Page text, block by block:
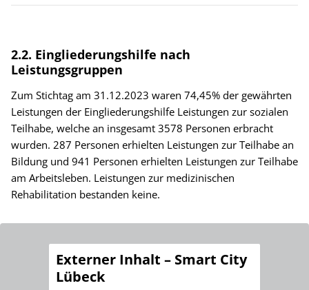
2.2. Eingliederungshilfe nach
Leistungsgruppen
Zum Stichtag am 31.12.2023 waren 74,45% der gewährten
Leistungen der Eingliederungshilfe Leistungen zur sozialen
Teilhabe, welche an insgesamt 3578 Personen erbracht
wurden. 287 Personen erhielten Leistungen zur Teilhabe an
Bildung und 941 Personen erhielten Leistungen zur Teilhabe
am Arbeitsleben. Leistungen zur medizinischen
Rehabilitation bestanden keine.
Externer Inhalt – Smart City
Lübeck